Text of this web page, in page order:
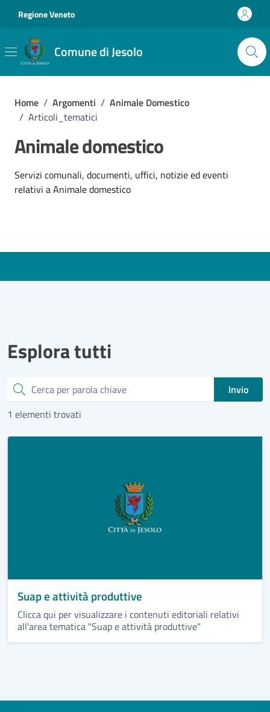
Regione Veneto
Comune di Jesolo
Home / Argomenti / Animale Domestico
/ Articoli_tematici
Animale domestico
Dettagli dell'argomento
Servizi comunali, documenti, uffici, notizie ed eventi
relativi a Animale domestico
Esplora tutti
Cerca
Invio
1 elementi trovati
Suap e attività produttive
Clicca qui per visualizzare i contenuti editoriali relativi
all'area tematica "Suap e attività produttive"